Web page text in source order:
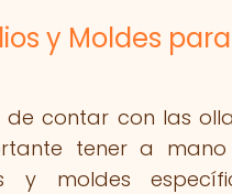
y Moldes
de contar con las
tener a
y moldes